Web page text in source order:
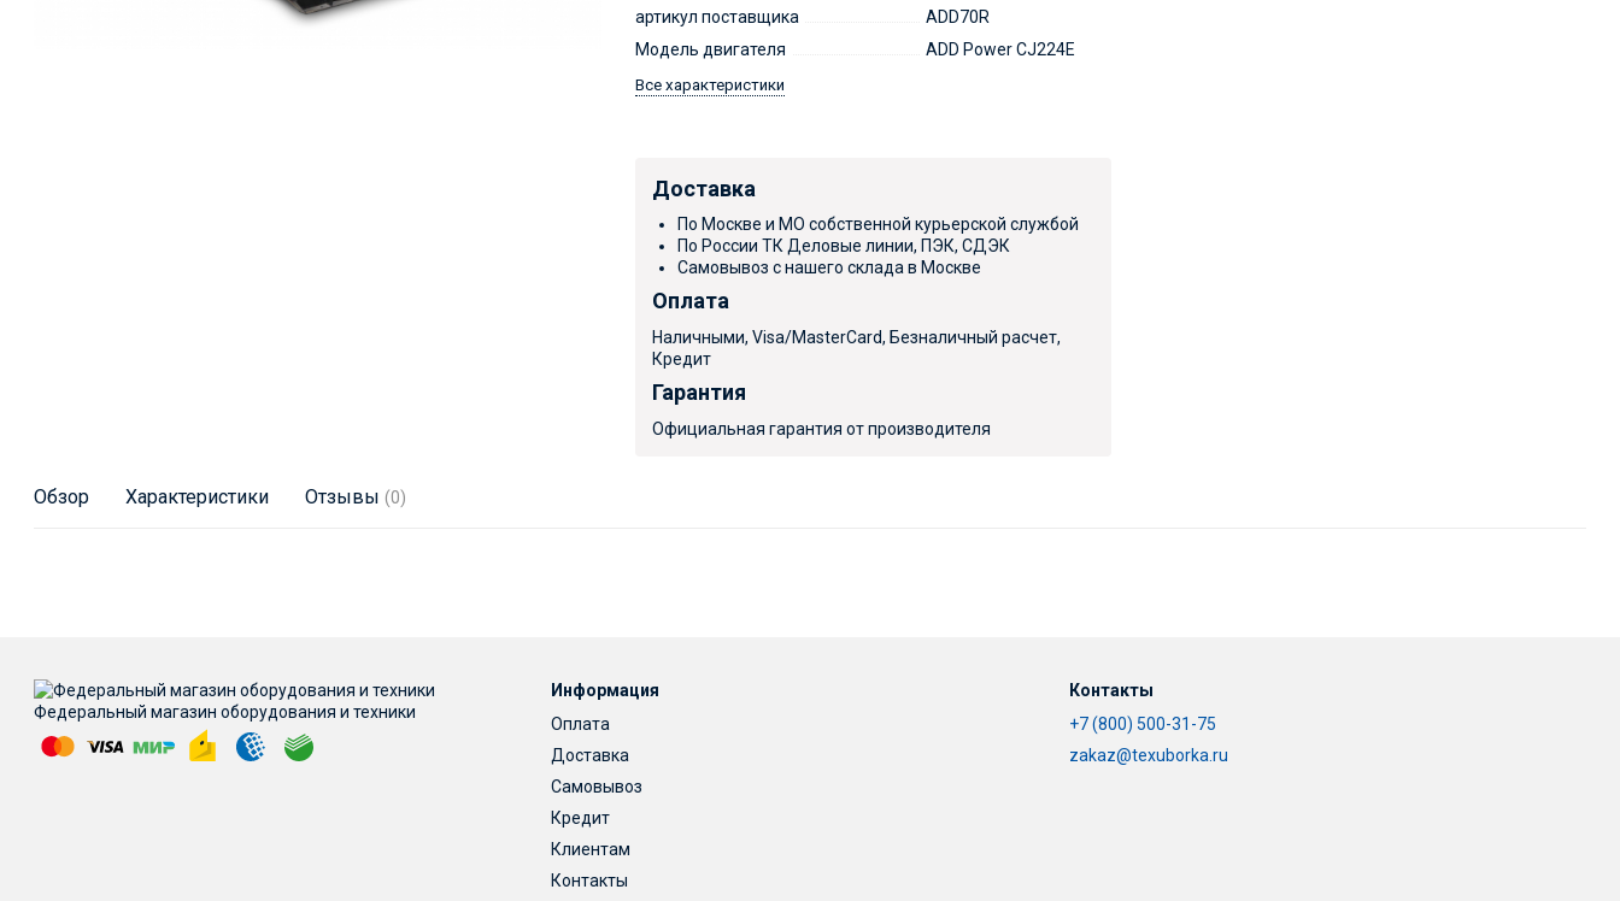
артикул поставщика
ADD70R
Модель двигателя
ADD Power CJ224E
Все характеристики
Доставка
По Москве и МО собственной курьерской службой
По России ТК Деловые линии, ПЭК, СДЭК
Самовывоз с нашего склада в Москве
Оплата
Наличными, Visa/MasterCard, Безналичный расчет,
Кредит
Гарантия
Официальная гарантия от производителя
Обзор Характеристики Отзывы (0)
Федеральный магазин оборудования и техники
Информация
Оплата
Доставка
Самовывоз
Кредит
Клиентам
Контакты
Контакты
+7 (800) 500-31-75
zakaz@texuborka.ru